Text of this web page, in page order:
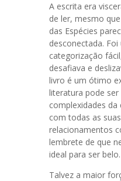
A escrita era
de ler, mesmo
das Espécies
desconectada.
categorização
desafiava e
livro é um ótimo
literatura pode ser
complexidades da
com todas as
relacionamentos
lembrete de que
ideal para ser belo.
Talvez a maior